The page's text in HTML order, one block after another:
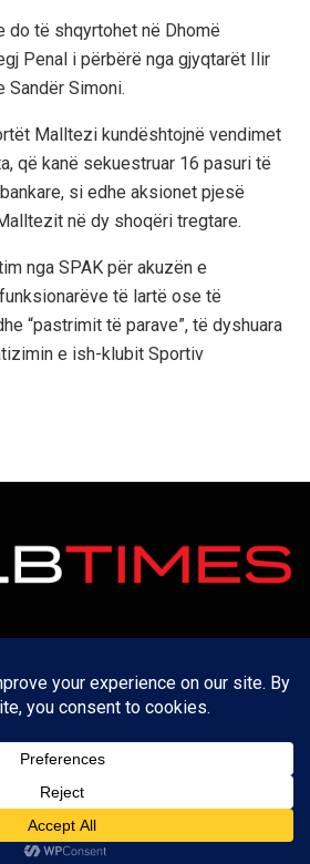
do të shqyrtohet në Dhomë
Penal i përbërë nga gjyqtarët Ilir
Sandër Simoni.
Malltezi kundështojnë vendimet
që kanë sekuestruar 16 pasuri të
si edhe aksionet pjesë
në dy shoqëri tregtare.
nga SPAK për akuzën e
të lartë ose të
“pastrimit të parave”, të dyshuara
e ish-klubit Sportiv
Puno me ne Privatësia